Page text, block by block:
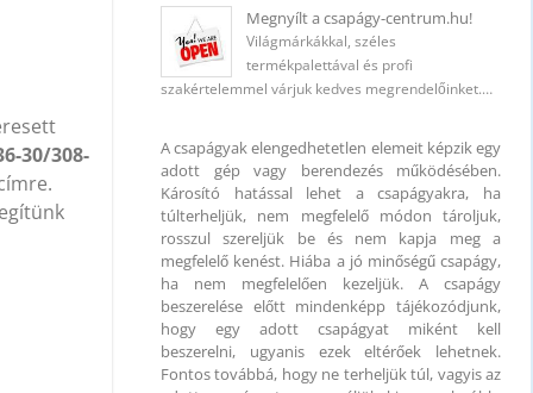
30/308-
Megnyílt a csapágy-centrum.hu!
Világmárkákkal, széles
termékpalettával és profi
szakértelemmel várjuk kedves megrendelőinket.…
A csapágyak elengedhetetlen elemeit képzik egy
adott gép vagy berendezés működésében.
Károsító hatással lehet a csapágyakra, ha
túlterheljük, nem megfelelő módon tároljuk,
rosszul szereljük be és nem kapja meg a
megfelelő kenést. Hiába a jó minőségű csapágy,
ha nem megfelelően kezeljük. A csapágy
beszerelése előtt mindenképp tájékozódjunk,
hogy egy adott csapágyat miként kell
beszerelni, ugyanis ezek eltérőek lehetnek.
Fontos továbbá, hogy ne terheljük túl, vagyis az